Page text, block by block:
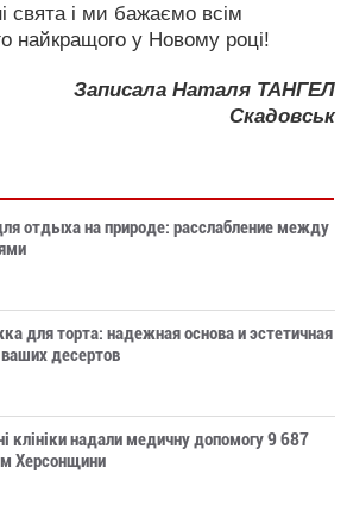
свята і ми бажаємо всім
найкращого у Новому році!
Записала Наталя ТАНГЕЛ
Скадовськ
отдыха на природе: расслабление между
для торта: надежная основа и эстетичная
десертов
клініки надали медичну допомогу 9 687
Херсонщини